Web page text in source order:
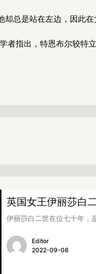
总是站在左边，因此
者指出，特恩布尔较特
英国女王伊丽莎白
伊丽莎白二世在位七十年，
Editor
2022-09-08